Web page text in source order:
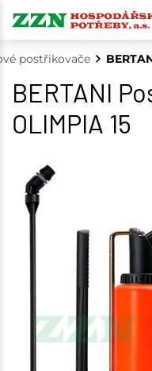
postřikovače
BERTANI
OLIMPIA 15